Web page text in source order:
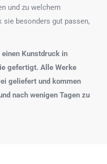
und zu welchem
sie besonders gut passen,
Kunstdruck in
gefertigt. Alle Werke
geliefert und kommen
nach wenigen Tagen zu